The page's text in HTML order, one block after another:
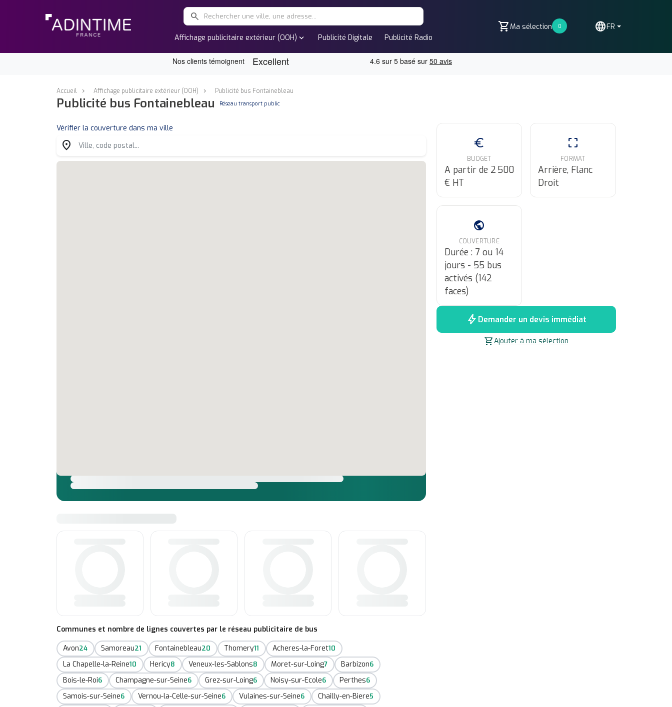
search
Affichage publicitaire extérieur (OOH) expand_more Publicité Digitale Publicité Radio
shopping_cartMa sélection 0 languageFR
Accueil Affichage publicitaire extérieur (OOH) Publicité bus Fontainebleau
Publicité bus Fontainebleau none
Réseau transport public
Communes et nombre de lignes couvertes par le réseau publicitaire de bus
Avon24 Samoreau21 Fontainebleau20 Thomery11 Acheres-la-Foret10
La Chapelle-la-Reine10 Hericy8 Veneux-les-Sablons8 Moret-sur-Loing7 Barbizon6
Bois-le-Roi6 Champagne-sur-Seine6 Grez-sur-Loing6 Noisy-sur-Ecole6 Perthes6
Samois-sur-Seine6 Vernou-la-Celle-sur-Seine6 Vulaines-sur-Seine6 Chailly-en-Biere5
Vérifier la couverture dans ma ville
location_on euro
BUDGET
A partir de 2 500
€ HT
crop_free
FORMAT
Arrière, Flanc
Droit
public
COUVERTURE
Durée : 7 ou 14
jours - 55 bus
activés (142
faces)
bolt Demander un devis immédiat
shopping_cartAjouter à ma sélection